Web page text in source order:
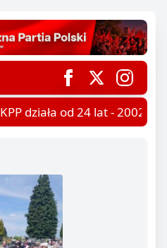
KPP działa od 24 lat - 2002-